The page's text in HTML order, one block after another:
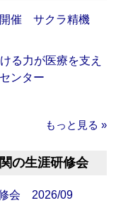
開催 サクラ精機
る力が医療を支え
ンター
もっと見る »
の生涯研修会
会 2026/09